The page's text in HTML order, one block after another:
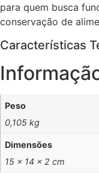
para quem busca
conservação de
Características
Peso
0,105 kg
Dimensões
15 × 14 × 2 cm